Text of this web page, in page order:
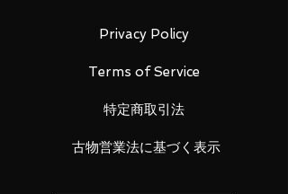
Privacy Policy
Terms of Service
特定商取引法
古物営業法に基づく表示